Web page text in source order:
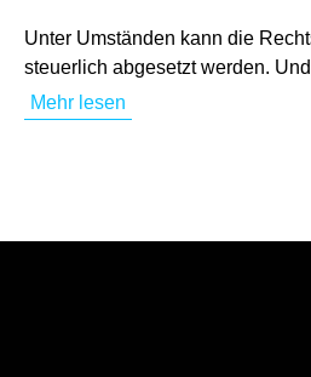
Unter Umständen kann die
steuerlich abgesetzt werden.
Mehr lesen